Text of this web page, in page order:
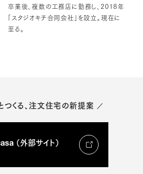
卒業後、複数の工務店に勤務し、2018年
「スタジオキチ合同会社」を設立。現在に
至る。
つくる、注文住宅の新提案 ／
（外部サイト）